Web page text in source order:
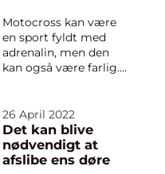
rese...
Motocross kan være
en sport fyldt med
adrenalin, men den
kan også være farlig.
udstyr, når man vil
starte. I dette indlæg
kommer vi ind på 3
ting du skal bruge,
26 April 2022
Det kan blive
nødvendigt at
afslibe ens døre